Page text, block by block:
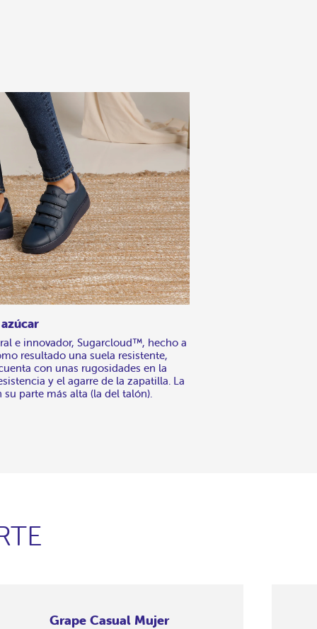
e innovador, Sugarcloud™, hecho a
resultado una suela resistente,
con unas rugosidades en la
y el agarre de la zapatilla. La
parte más alta (la del talón).
Grape Casual Mujer